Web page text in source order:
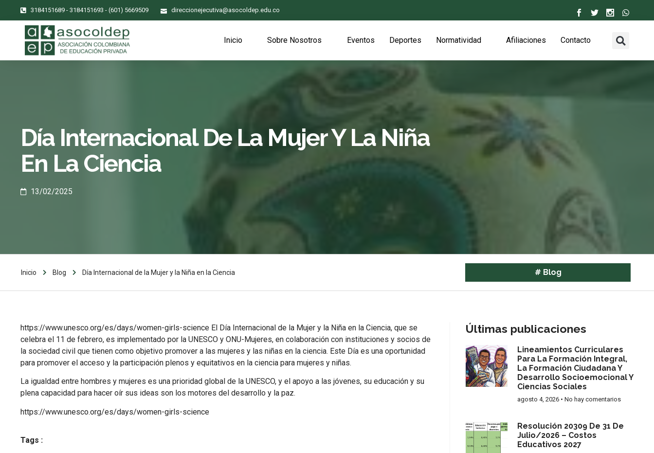
3184151689 - 3184151693 - (601) 5669509 direccionejecutiva@asocoldep.edu.co
Inicio Sobre Nosotros Eventos Deportes Normatividad Afiliaciones Contacto
Día Internacional De La Mujer Y La Niña
En La Ciencia
13/02/2025
Inicio Blog Día Internacional de la Mujer y la Niña en la Ciencia # Blog
https://www.unesco.org/es/days/women-girls-science El Día Internacional de la Mujer y la Niña en la Ciencia, que se
celebra el 11 de febrero, es implementado por la UNESCO y ONU-Mujeres, en colaboración con instituciones y socios de
la sociedad civil que tienen como objetivo promover a las mujeres y las niñas en la ciencia. Este Día es una oportunidad
para promover el acceso y la participación plenos y equitativos en la ciencia para mujeres y niñas.
La igualdad entre hombres y mujeres es una prioridad global de la UNESCO, y el apoyo a las jóvenes, su educación y su
plena capacidad para hacer oír sus ideas son los motores del desarrollo y la paz.
https://www.unesco.org/es/days/women-girls-science
Tags :
Últimas publicaciones
Lineamientos Curriculares
Para La Formación Integral,
La Formación Ciudadana Y
Desarrollo Socioemocional Y
Ciencias Sociales
agosto 4, 2026 No hay comentarios
Resolución 20309 De 31 De
Julio/2026 – Costos
Educativos 2027